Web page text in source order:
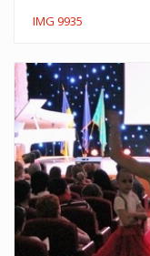
IMG 9935